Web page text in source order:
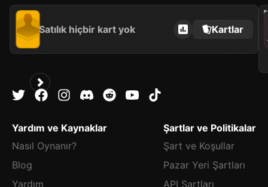
Satılık hiçbir kart yok Kartlar
2020
Yardım ve Kaynaklar
Nasıl Oynanır?
Blog
Yardım
Şartlar ve Politikalar
Şart ve Koşullar
Pazar Yeri Şartları
API Şartları